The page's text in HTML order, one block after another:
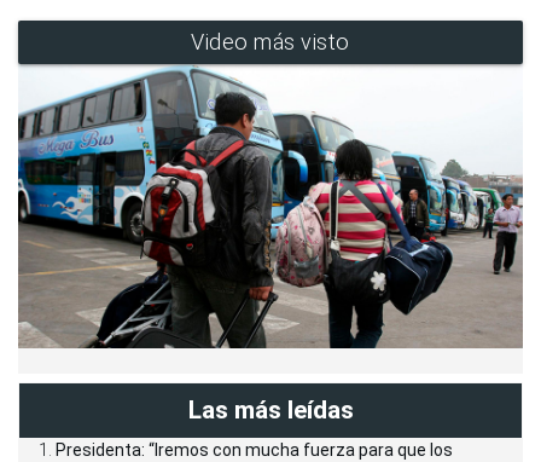
Video más visto
Las más leídas
Presidenta: “Iremos con mucha fuerza para que los